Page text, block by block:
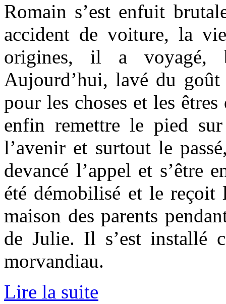
Romain s’est enfuit
accident de voiture, la
origines, il a voyagé,
Aujourd’hui, lavé du goût
pour les choses et les
enfin remettre le pied
l’avenir et surtout le
devancé l’appel et s’être
été démobilisé et le reçoit
maison des parents
de Julie. Il s’est installé
morvandiau.
Lire la suite